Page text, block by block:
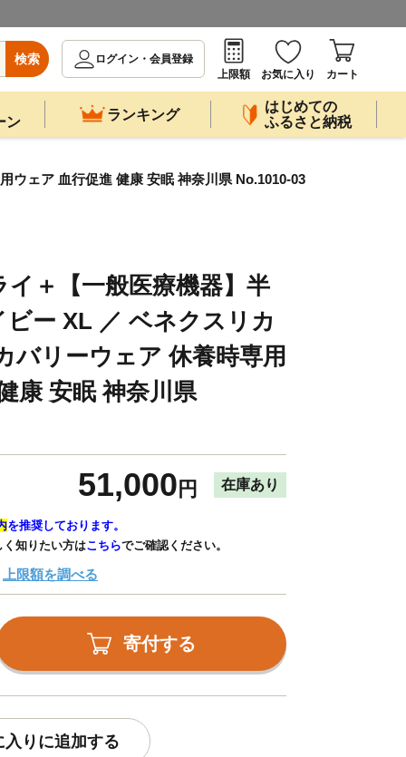
検索
ログイン・会員登録
上限額
お気に入り カート
ン
ランキング
はじめての
ふるさと納税
ウェア 血行促進 健康 安眠 神奈川県 No.1010-03
＋【一般医療機器】半
ー XL ／ ベネクスリカ
バリーウェア 休養時専用
康 安眠 神奈川県
51,000 円 在庫あり
を推奨しております。
く知りたい方はこちらでご確認ください。
上限額を調べる
寄付する
入りに追加する